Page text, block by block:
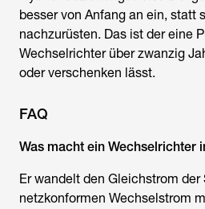
besser von Anfang an ein, statt
nachzurüsten. Das ist der eine
Wechselrichter über zwanzig
oder verschenken lässt.
FAQ
Was macht ein Wechselrichter
Er wandelt den Gleichstrom der
netzkonformen Wechselstrom